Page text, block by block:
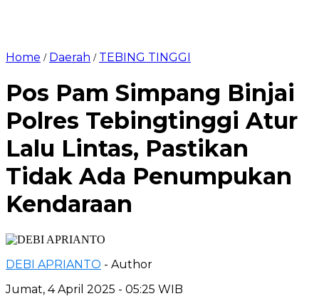
Home / Daerah / TEBING TINGGI
Pos Pam Simpang Binjai
Polres Tebingtinggi Atur
Lalu Lintas, Pastikan
Tidak Ada Penumpukan
Kendaraan
DEBI APRIANTO - Author
Jumat, 4 April 2025 - 05:25 WIB